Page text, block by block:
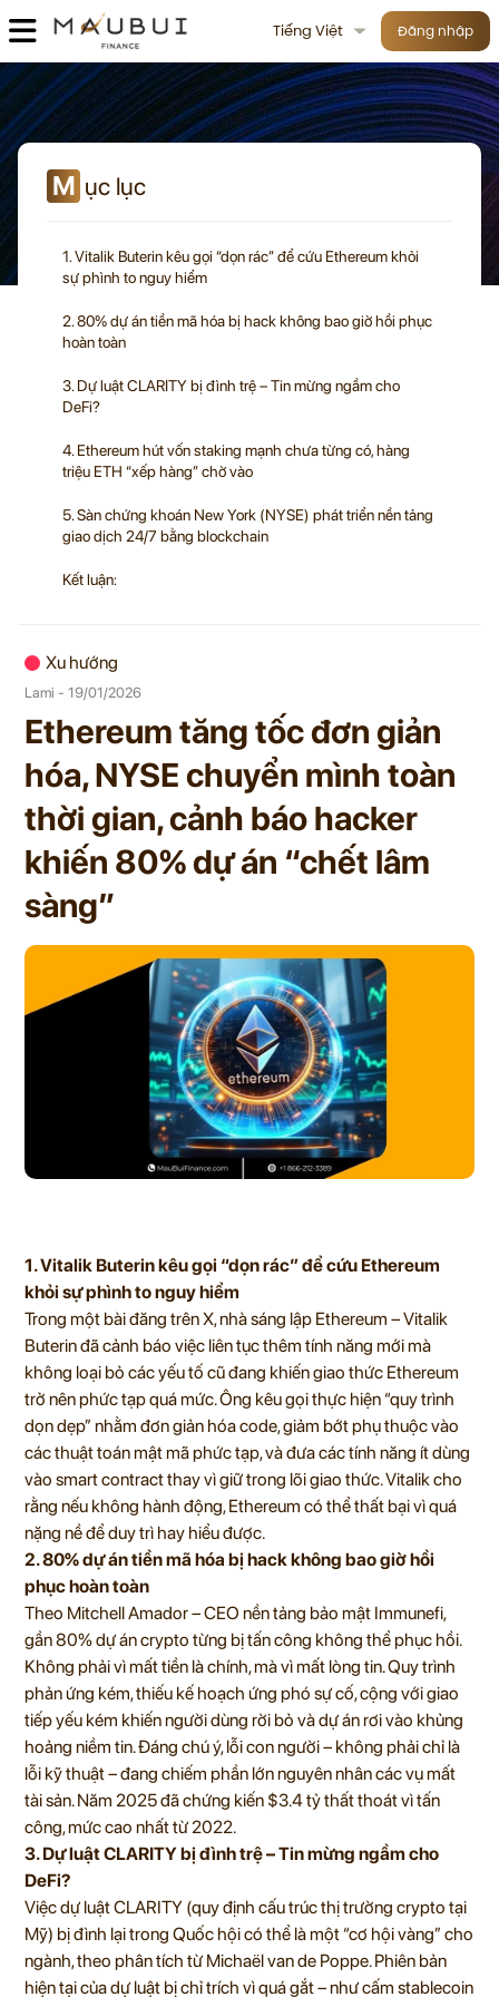
Tiếng Việt Đăng nhập
M ục lục
1. Vitalik Buterin kêu gọi “dọn rác” để cứu Ethereum khỏi
sự phình to nguy hiểm
2. 80% dự án tiền mã hóa bị hack không bao giờ hồi phục
hoàn toàn
3. Dự luật CLARITY bị đình trệ – Tin mừng ngầm cho
DeFi?
4. Ethereum hút vốn staking mạnh chưa từng có, hàng
triệu ETH “xếp hàng” chờ vào
5. Sàn chứng khoán New York (NYSE) phát triển nền tảng
giao dịch 24/7 bằng blockchain
Kết luận:
Xu hướng
Lami - 19/01/2026
Ethereum tăng tốc đơn giản
hóa, NYSE chuyển mình toàn
thời gian, cảnh báo hacker
khiến 80% dự án “chết lâm
sàng”
1. Vitalik Buterin kêu gọi “dọn rác” để cứu Ethereum
khỏi sự phình to nguy hiểm
Trong một bài đăng trên X, nhà sáng lập Ethereum – Vitalik
Buterin đã cảnh báo việc liên tục thêm tính năng mới mà
không loại bỏ các yếu tố cũ đang khiến giao thức Ethereum
trở nên phức tạp quá mức. Ông kêu gọi thực hiện “quy trình
dọn dẹp” nhằm đơn giản hóa code, giảm bớt phụ thuộc vào
các thuật toán mật mã phức tạp, và đưa các tính năng ít dùng
vào smart contract thay vì giữ trong lõi giao thức. Vitalik cho
rằng nếu không hành động, Ethereum có thể thất bại vì quá
nặng nề để duy trì hay hiểu được.
2. 80% dự án tiền mã hóa bị hack không bao giờ hồi
phục hoàn toàn
Theo Mitchell Amador – CEO nền tảng bảo mật Immunefi,
gần 80% dự án crypto từng bị tấn công không thể phục hồi.
Không phải vì mất tiền là chính, mà vì mất lòng tin. Quy trình
phản ứng kém, thiếu kế hoạch ứng phó sự cố, cộng với giao
tiếp yếu kém khiến người dùng rời bỏ và dự án rơi vào khủng
hoảng niềm tin. Đáng chú ý, lỗi con người – không phải chỉ là
lỗi kỹ thuật – đang chiếm phần lớn nguyên nhân các vụ mất
tài sản. Năm 2025 đã chứng kiến $3.4 tỷ thất thoát vì tấn
công, mức cao nhất từ 2022.
3. Dự luật CLARITY bị đình trệ – Tin mừng ngầm cho
DeFi?
Việc dự luật CLARITY (quy định cấu trúc thị trường crypto tại
Mỹ) bị đình lại trong Quốc hội có thể là một “cơ hội vàng” cho
ngành, theo phân tích từ Michaël van de Poppe. Phiên bản
hiện tại của dự luật bị chỉ trích vì quá gắt – như cấm stablecoin